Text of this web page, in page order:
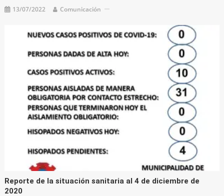
13/07/2022 Comunicación
Reporte de la situación sanitaria al 4 de diciembre de
2020